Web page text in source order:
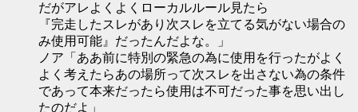
だがアレよくよくローカルルール見たら
『完走したスレがあり次スレを立てる気がない場合の
み使用可能』だったんだよな。」
ノア「ああ前に特別の緊急の為に使用を行ったがよく
よく考えたらあの場所って次スレを出さない為の条件
であって本来だったら使用は不可だった事を思い出し
たのだよ」